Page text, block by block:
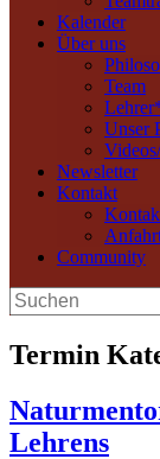
Kalender
Über uns
Team
Unser
Newsletter
Kontakt
Community
Termin
Lehrens